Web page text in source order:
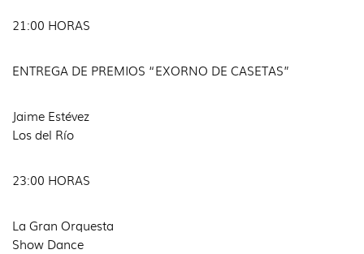
21:00 HORAS
ENTREGA DE PREMIOS “EXORNO DE CASETAS”
Jaime Estévez
Los del Río
23:00 HORAS
La Gran Orquesta
Show Dance